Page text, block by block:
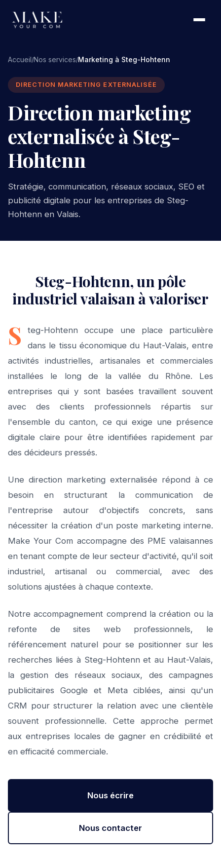
Accueil/Nos services/Marketing à Steg-Hohtenn
DIRECTION MARKETING EXTERNALISÉE
Direction marketing
externalisée à Steg-
Hohtenn
Stratégie, communication, réseaux sociaux, SEO et
publicité digitale pour les entreprises de Steg-
Hohtenn en Valais.
Steg-Hohtenn, un pôle
industriel valaisan à valoriser
S
teg-Hohtenn occupe une place particulière
dans le tissu économique du Haut-Valais, entre
activités industrielles, artisanales et commerciales
installées le long de la vallée du Rhône. Les
entreprises qui y sont basées travaillent souvent
avec des clients professionnels répartis sur
l'ensemble du canton, ce qui exige une présence
digitale claire pour être identifiées rapidement par
des décideurs pressés.
Une direction marketing externalisée répond à ce
besoin en structurant la communication de
l'entreprise autour d'objectifs concrets, sans
nécessiter la création d'un poste marketing interne.
Make Your Com accompagne des PME valaisannes
en tenant compte de leur secteur d'activité, qu'il soit
industriel, artisanal ou commercial, avec des
solutions ajustées à chaque contexte.
Notre accompagnement comprend la création ou la
refonte de sites web professionnels, le
référencement naturel pour se positionner sur les
recherches liées à Steg-Hohtenn et au Haut-Valais,
la gestion des réseaux sociaux, des campagnes
publicitaires Google et Meta ciblées, ainsi qu'un
CRM pour structurer la relation avec une clientèle
souvent professionnelle. Cette approche permet
aux entreprises locales de gagner en crédibilité et
en efficacité commerciale.
Nous écrire
Nous contacter